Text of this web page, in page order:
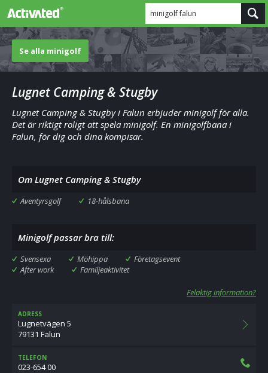
minigolf falun
Se alla minigolf
Lugnet Camping & Stugby
Lugnet Camping & Stugby i Falun erbjuder minigolf för alla.
Det är riktigt roligt att spela minigolf. En minigolfbana i
Falun, för dig och dina kompisar.
Om Lugnet Camping & Stugby
Äventyrsgolf 18-hålsbana
Minigolf passar bra till:
Svensexa Möhippa
Företagsevent
After work
Familjeaktivitet
Felaktig information?
ADRESS
Lugnetvägen 5
79131 Falun
TELEFON
023-654 00